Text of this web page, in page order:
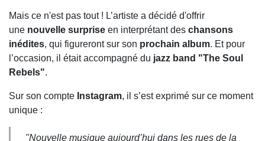
Mais ce n'est pas tout ! L’artiste a décidé d'offrir
une nouvelle surprise en interprétant des chansons
inédites, qui figureront sur son prochain album. Et pour
l’occasion, il était accompagné du jazz band "The Soul
Rebels".
Sur son compte Instagram, il s’est exprimé sur ce moment
unique :
"Nouvelle musique aujourd’hui dans les rues de la